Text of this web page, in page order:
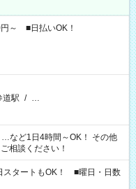
～ ■日払いOK！
道駅 / …
1日4時間～OK！ その他
相談ください！
タートもOK！ ■曜日・日数